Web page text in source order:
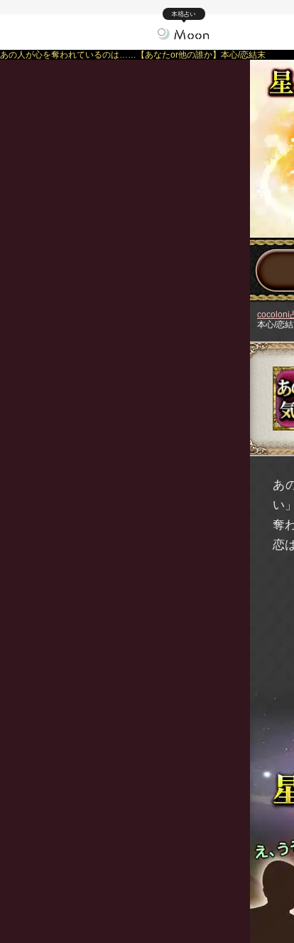
本格占い
あの人が心を奪われているのは……【あなたor他の誰か】本心/恋結末
cocoloni
本心/恋
あ
い
奪
恋